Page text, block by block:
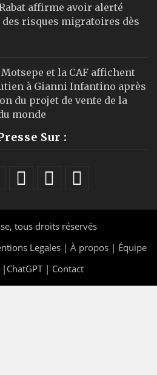
affirme avoir alerté
risques migratoires dès
et la CAF affichent
à Gianni Infantino après
du projet de vente de la
monde
Sur :
, tous droits réservés
Legales | À propos | Équipe
ChatGPT| Contact